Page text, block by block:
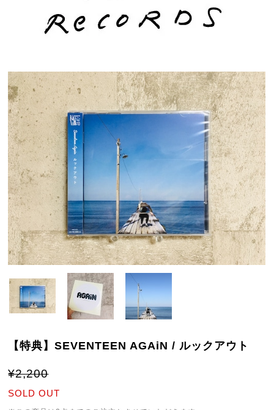
【特典】SEVENTEEN AGAiN / ルックアウト
¥2,200
SOLD OUT